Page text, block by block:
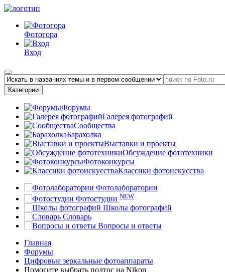
Фотогора
Вход
Категории
Форумы
Галерея фотографий
Сообщества
Барахолка
Выставки и проекты
Обсуждение фототехники
Фотоконкурсы
Классики фотоискусства
Фотолаборатории
Фотостудии NEW
Школы фотографий
Словарь
Вопросы и ответы
Главная
Форумы
Цифровые зеркальные фотоаппараты
Помогите выбрать полтос на Nikon